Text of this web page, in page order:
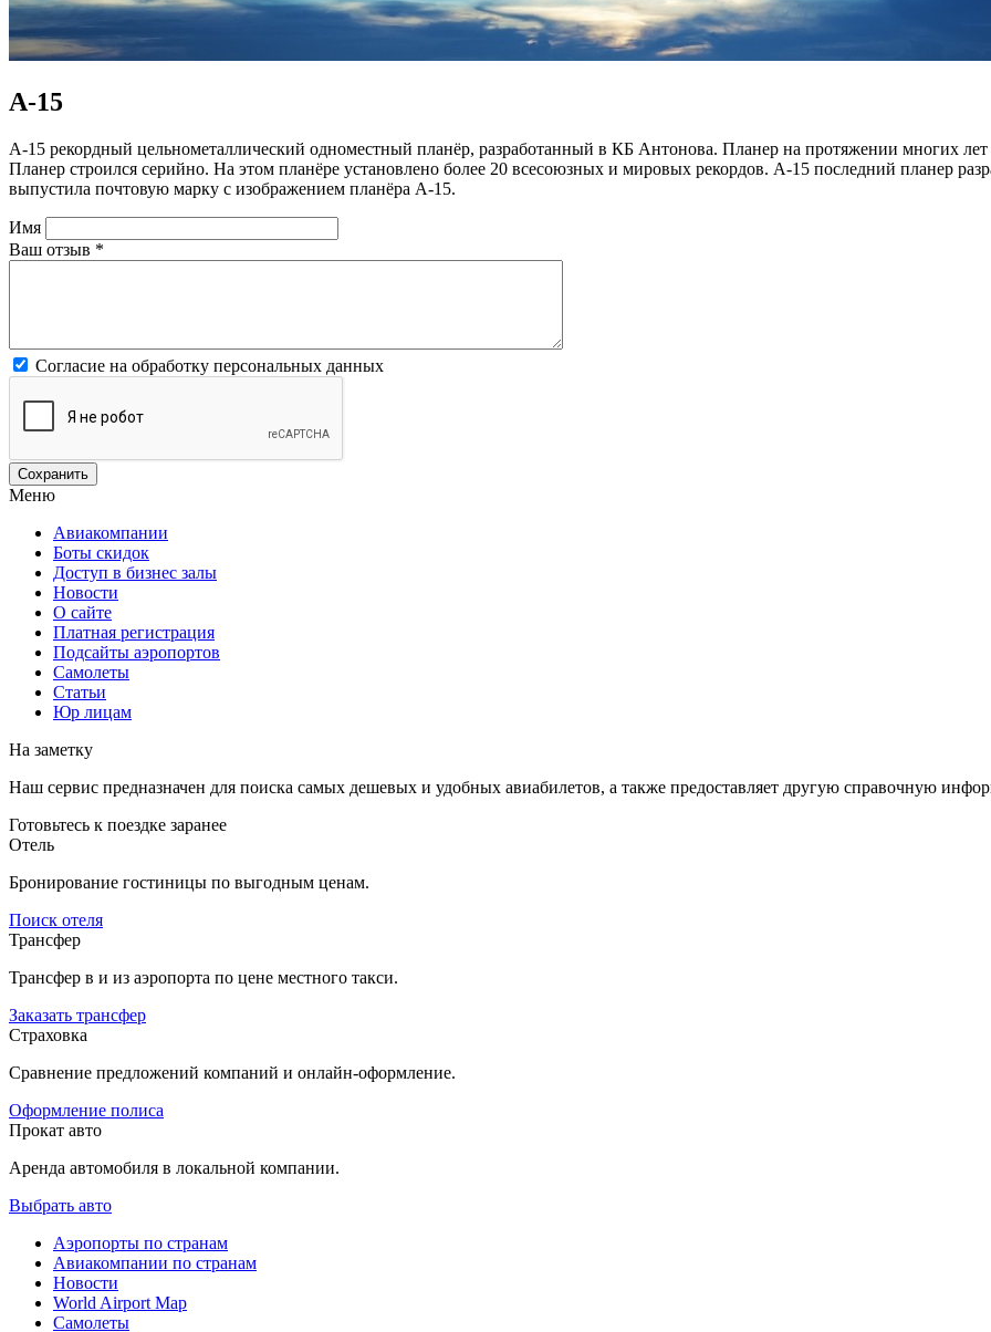
А-15
А-15 рекордный цельнометаллический одноместный планёр, разработанный в КБ Антонова. Планер на протяжении многих
Планер строился серийно. На этом планёре установлено более 20 всесоюзных и мировых рекордов. А-15 последний планер
выпустила почтовую марку с изображением планёра А-15.
Имя
Ваш отзыв *
Согласие на обработку персональных данных
Меню
Авиакомпании
Боты скидок
Доступ в бизнес залы
Новости
О сайте
Платная регистрация
Подсайты аэропортов
Самолеты
Статьи
Юр лицам
На заметку
Наш сервис предназначен для поиска самых дешевых и удобных авиабилетов, а также предоставляет другую справочную
Готовьтесь к поездке заранее
Отель
Бронирование гостиницы по выгодным ценам.
Поиск отеля
Трансфер
Трансфер в и из аэропорта по цене местного такси.
Заказать трансфер
Страховка
Сравнение предложений компаний и онлайн-оформление.
Оформление полиса
Прокат авто
Аренда автомобиля в локальной компании.
Выбрать авто
Аэропорты по странам
Авиакомпании по странам
Новости
World Airport Map
Самолеты